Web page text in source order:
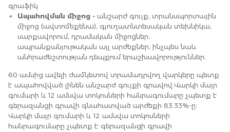
գրաֆիկ
Ապահովման միջոց - անշարժ գույք, տրանսպորտային
միջոց (ավտոմեքենա), գյուղատնտեսական տեխնիկա,
սարքավորում, դրամական միջոցներ,
ապրանքանյութական այլ արժեքներ, ինչպես նաև
անհրաժեշտության դեպքում երաշխավորություններ։
60 ամսից ավելի ժամկետով տրամադրվող վարկերը պետք
է ապահովված լինեն անշարժ գույքի գրավով։Վարկի մայր
գումարի և 12 ամսվա տոկոսների հանրագումարը չպետք է
գերազանցի գրավի գնահատված արժեքի 83.33%-ը։
Վարկի մայր գումարի և 12 ամսվա տոկոսների
հանրագումարը չպետք է գերազանցի գրավի